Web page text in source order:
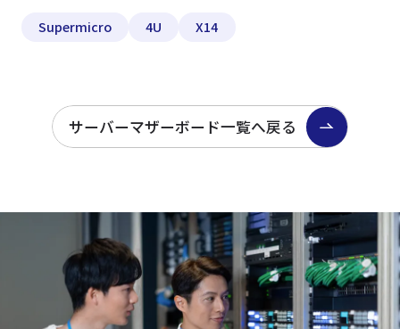
Supermicro 4U X14
サーバーマザーボード一覧へ戻る